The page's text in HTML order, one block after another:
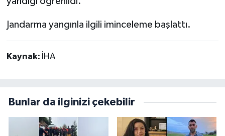
Jandarma yangınla ilgili iminceleme başlattı.
Kaynak: İHA
Bunlar da ilginizi çekebilir